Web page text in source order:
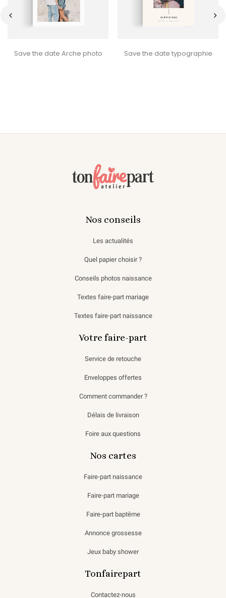
Save the date Arche photo Save the date typographie
Nos conseils
Les actualités
Quel papier choisir ?
Conseils photos naissance
Textes faire-part mariage
Textes faire-part naissance
Votre faire-part
Service de retouche
Enveloppes offertes
Comment commander ?
Délais de livraison
Foire aux questions
Nos cartes
Faire-part naissance
Faire-part mariage
Faire-part baptême
Annonce grossesse
Jeux baby shower
Tonfairepart
Contactez-nous